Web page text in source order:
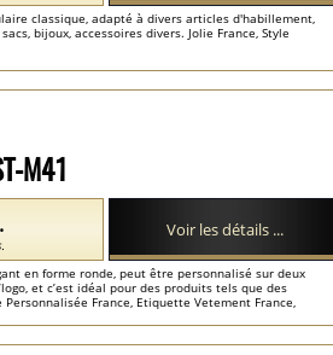
classique, adapté à divers articles d'habillement,
bijoux, accessoires divers. Jolie France, Style
M41
en forme ronde, peut être personnalisé sur deux
et c’est idéal pour des produits tels que des
France, Etiquette Vetement France,
Voir les détails ...